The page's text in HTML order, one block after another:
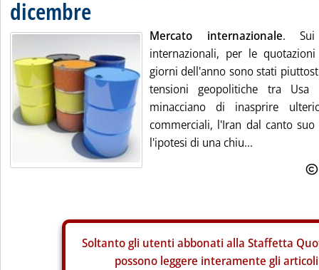
dicembre
Mercato internazionale. Sui
internazionali, per le
giorni dell'anno sono stati
tensioni geopolitiche tra
minacciano di inasprire
commerciali, l'Iran dal canto
l'ipotesi di una chiu...
Soltanto gli utenti abbonati alla Staffetta
possono leggere interamente gli